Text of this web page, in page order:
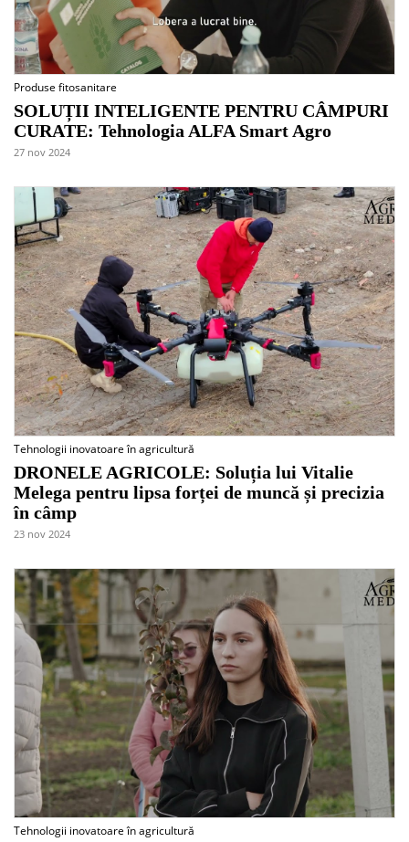
Produse fitosanitare
SOLUȚII INTELIGENTE PENTRU CÂMPURI
CURATE: Tehnologia ALFA Smart Agro
27 nov 2024
Tehnologii inovatoare în agricultură
DRONELE AGRICOLE: Soluția lui Vitalie
Melega pentru lipsa forței de muncă și precizia
în câmp
23 nov 2024
Tehnologii inovatoare în agricultură